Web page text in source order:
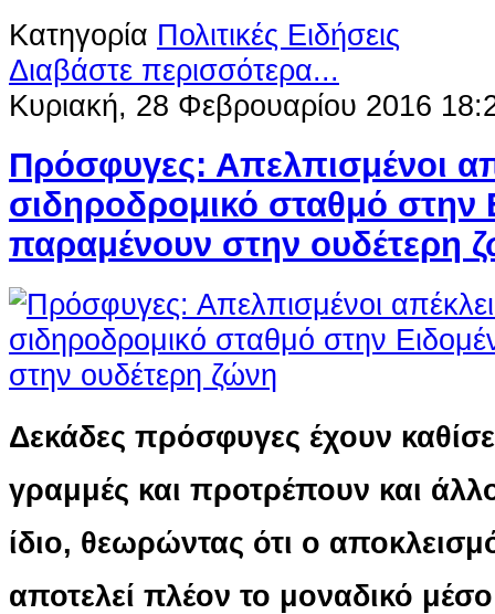
Κατηγορία Πολιτικές Ειδήσεις
Διαβάστε περισσότερα...
Κυριακή, 28 Φεβρουαρίου 2016
Πρόσφυγες: Απελπισμένοι
σιδηροδρομικό σταθμό στην
παραμένουν στην ουδέτερη
Δεκάδες πρόσφυγες έχουν
γραμμές και προτρέπουν και
ίδιο, θεωρώντας ότι ο
αποτελεί πλέον το μοναδικό μέσο